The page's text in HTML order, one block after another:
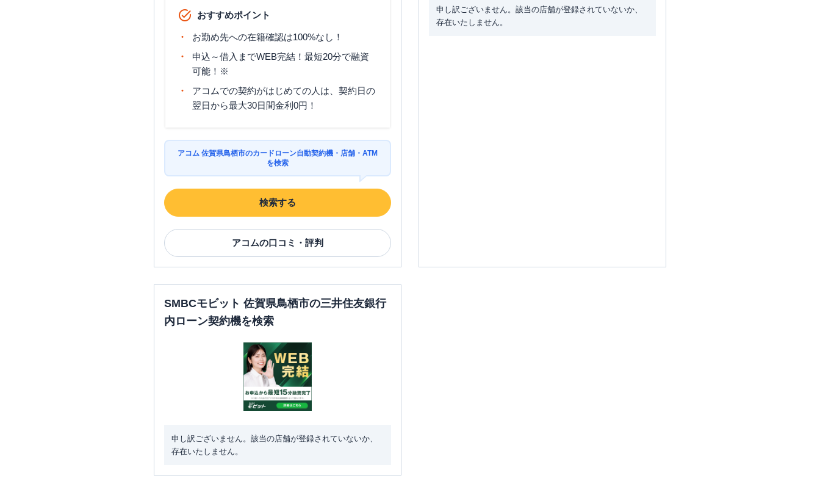
おすすめポイント
お勤め先への在籍確認は100%なし！
申込～借入までWEB完結！最短20分で融資
可能！※
アコムでの契約がはじめての人は、契約日の
翌日から最大30日間金利0円！
アコム 佐賀県鳥栖市のカードローン自動契約機・店舗・ATM
を検索
検索する
アコムの口コミ・評判
申し訳ございません。該当の店舗が登録されていないか、
存在いたしません。
SMBCモビット 佐賀県鳥栖市の三井住友銀行
内ローン契約機を検索
申し訳ございません。該当の店舗が登録されていないか、
存在いたしません。